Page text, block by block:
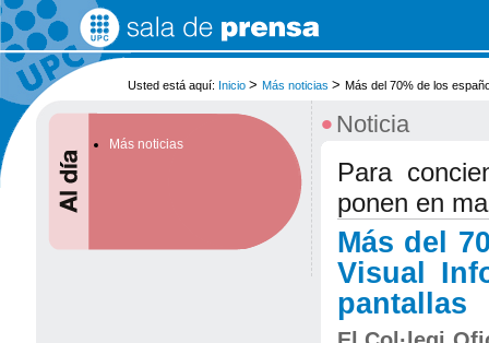
Cambiar
a
contenido.
Saltar
a
navegación
Usted está aquí: Inicio >Más noticias >Más del 70% de los
Más noticias
• Noticia
Para
ponen en
Más del
Visual
pantallas